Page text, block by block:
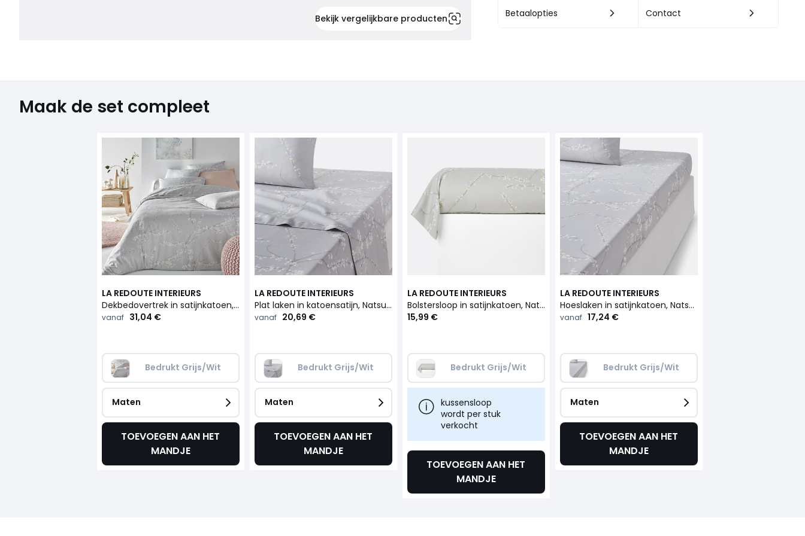
Bekijk vergelijkbare producten Betaalopties Contact
Maak de set compleet
LA REDOUTE INTERIEURS
Dekbedovertrek in satijnkatoen, Natsumi
vanaf 31,04 €
Bedrukt Grijs/Wit
Maten
TOEVOEGEN AAN HET
MANDJE
LA REDOUTE INTERIEURS
Plat laken in katoensatijn, Natsumi
vanaf 20,69 €
Bedrukt Grijs/Wit
Maten
TOEVOEGEN AAN HET
MANDJE
LA REDOUTE INTERIEURS
Bolstersloop in satijnkatoen, Natsumi
15,99 €
Bedrukt Grijs/Wit
kussensloop
wordt per stuk
verkocht
TOEVOEGEN AAN HET
MANDJE
LA REDOUTE INTERIEURS
Hoeslaken in satijnkatoen, Natsumi
vanaf 17,24 €
Bedrukt Grijs/Wit
Maten
TOEVOEGEN AAN HET
MANDJE